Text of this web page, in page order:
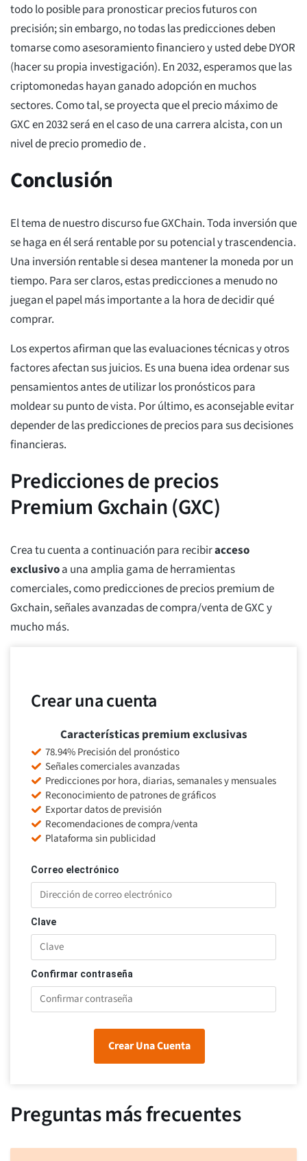
todo lo posible para pronosticar precios futuros con
precisión; sin embargo, no todas las predicciones deben
tomarse como asesoramiento financiero y usted debe DYOR
(hacer su propia investigación). En 2032, esperamos que las
criptomonedas hayan ganado adopción en muchos
sectores. Como tal, se proyecta que el precio máximo de
GXC en 2032 seráen el caso de una carrera alcista, con un
nivel de precio promedio de.
Conclusión
El tema de nuestro discurso fue GXChain. Toda inversión que
se haga en él será rentable por su potencial y trascendencia.
Una inversión rentable si desea mantener la moneda por un
tiempo. Para ser claros, estas predicciones a menudo no
juegan el papel más importante a la hora de decidir qué
comprar.
Los expertos afirman que las evaluaciones técnicas y otros
factores afectan sus juicios. Es una buena idea ordenar sus
pensamientos antes de utilizar los pronósticos para
moldear su punto de vista. Por último, es aconsejable evitar
depender de las predicciones de precios para sus decisiones
financieras.
Predicciones de precios
Premium Gxchain (GXC)
Crea tu cuenta a continuación para recibiracceso
exclusivoa una amplia gama de herramientas
comerciales, como predicciones de precios premium de
Gxchain, señales avanzadas de compra/venta de GXC y
mucho más.
Crear una cuenta
Correo electrónico
Clave
Confirmar contraseña
Crear Una Cuenta
Características premium exclusivas
78.94% Precisión del pronóstico
Señales comerciales avanzadas
Predicciones por hora, diarias, semanales y mensuales
Reconocimiento de patrones de gráficos
Exportar datos de previsión
Recomendaciones de compra/venta
Plataforma sin publicidad
Preguntas más frecuentes